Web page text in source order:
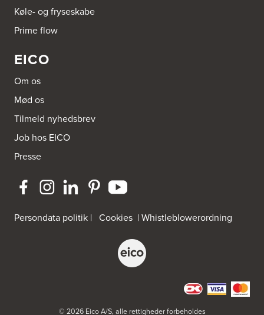
Køle- og fryseskabe
Prime flow
EICO
Om os
Mød os
Tilmeld nyhedsbrev
Job hos EICO
Presse
Persondata politik | Cookies |Whistleblowerordning
© 2026 Eico A/S, alle rettigheder forbeholdes